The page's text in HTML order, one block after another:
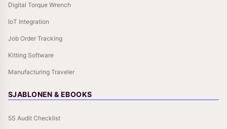
Digital Torque Wrench
IoT Integration
Job Order Tracking
Kitting Software
Manufacturing Traveler
SJABLONEN & EBOOKS
5S Audit Checklist